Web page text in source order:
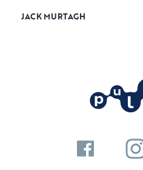
JACK MURTAGH